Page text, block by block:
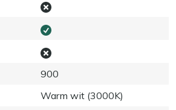
900
Warm wit (3000K)